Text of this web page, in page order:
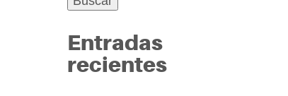
Entradas
recientes